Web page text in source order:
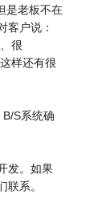
是老板不在
客户说：
很
样还有很
S系统确
发。如果
系。